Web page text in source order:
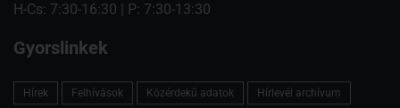
H-Cs: 7:30-16:30 | P: 7:30-13:30
Gyorslinkek
Hírek Felhívások Közérdekű adatok Hírlevél archívum